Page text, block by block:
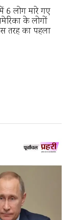
6 लोग मारे गए
के लोगों
तरह का पहला